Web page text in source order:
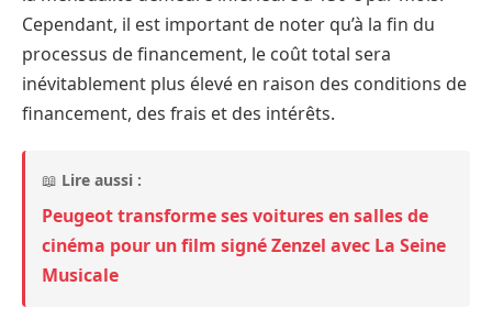
Cependant, il est important de noter qu’à la fin du
processus de financement, le coût total sera
inévitablement plus élevé en raison des conditions de
financement, des frais et des intérêts.
📖 Lire aussi :
Peugeot transforme ses voitures en salles de
cinéma pour un film signé Zenzel avec La Seine
Musicale